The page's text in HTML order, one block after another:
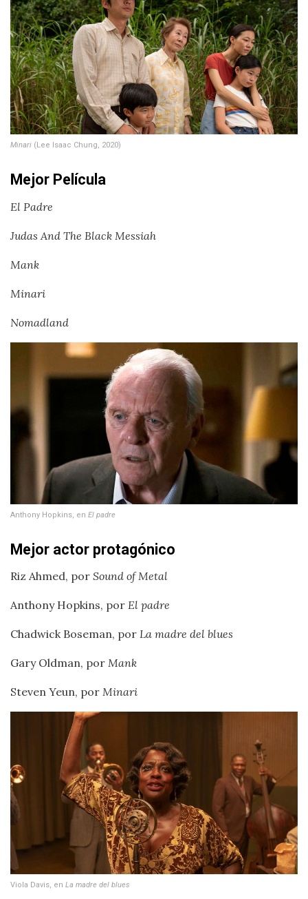
Minari (Lee Isaac Chung, 2020)
Mejor Película
El Padre
Judas And The Black Messiah
Mank
Minari
Nomadland
Anthony Hopkins, en El padre
Mejor actor protagónico
Riz Ahmed, por Sound of Metal
Anthony Hopkins, por El padre
Chadwick Boseman, por La madre del blues
Gary Oldman, por Mank
Steven Yeun, por Minari
Viola Davis, en La madre del blues